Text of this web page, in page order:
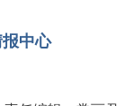
中心